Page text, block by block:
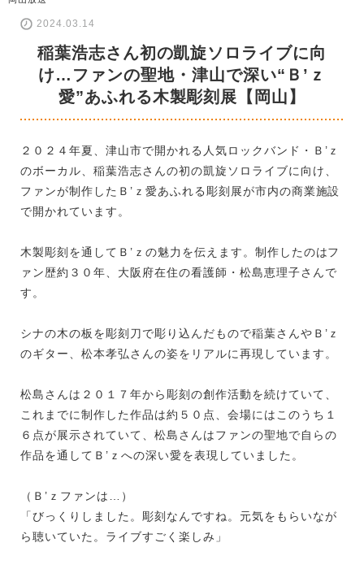
2024.03.14
稲葉浩志さん初の凱旋ソロライブに向
け…ファンの聖地・津山で深い“Ｂ’ｚ
愛”あふれる木製彫刻展【岡山】
２０２４年夏、津山市で開かれる人気ロックバンド・Ｂ’ｚ
のボーカル、稲葉浩志さんの初の凱旋ソロライブに向け、
ファンが制作したＢ’ｚ愛あふれる彫刻展が市内の商業施設
で開かれています。
木製彫刻を通してＢ’ｚの魅力を伝えます。制作したのはフ
ァン歴約３０年、大阪府在住の看護師・松島恵理子さんで
す。
シナの木の板を彫刻刀で彫り込んだもので稲葉さんやＢ’ｚ
のギター、松本孝弘さんの姿をリアルに再現しています。
松島さんは２０１７年から彫刻の創作活動を続けていて、
これまでに制作した作品は約５０点、会場にはこのうち１
６点が展示されていて、松島さんはファンの聖地で自らの
作品を通してＢ’ｚへの深い愛を表現していました。
（Ｂ’ｚファンは…）
「びっくりしました。彫刻なんですね。元気をもらいなが
ら聴いていた。ライブすごく楽しみ」